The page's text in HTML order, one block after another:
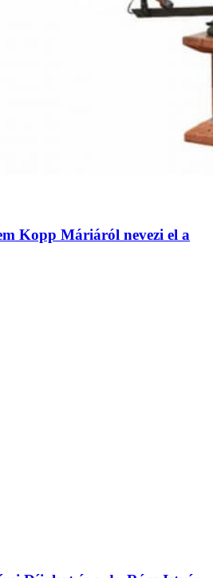
Kopp Máriáról nevezi el a